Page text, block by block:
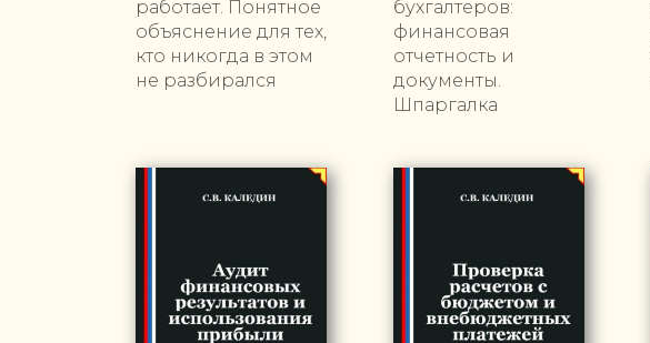
работает. Понятное
объяснение для тех,
кто никогда в этом
не разбирался
бухгалтеров:
финансовая
отчетность и
документы.
Шпаргалка